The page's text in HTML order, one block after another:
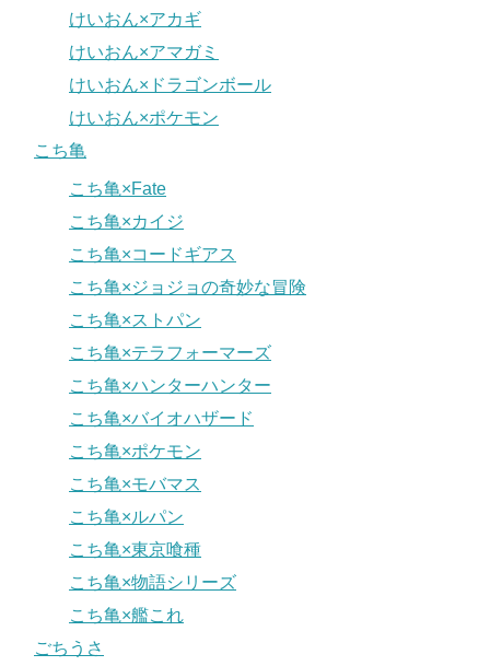
けいおん×アカギ
けいおん×アマガミ
けいおん×ドラゴンボール
けいおん×ポケモン
こち亀
こち亀×Fate
こち亀×カイジ
こち亀×コードギアス
こち亀×ジョジョの奇妙な冒険
こち亀×ストパン
こち亀×テラフォーマーズ
こち亀×ハンターハンター
こち亀×バイオハザード
こち亀×ポケモン
こち亀×モバマス
こち亀×ルパン
こち亀×東京喰種
こち亀×物語シリーズ
こち亀×艦これ
ごちうさ